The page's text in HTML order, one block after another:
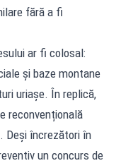
fără a fi
ar fi colosal:
și baze montane
uriașe. În replică,
reconvențională
Deși încrezători în
un concurs de